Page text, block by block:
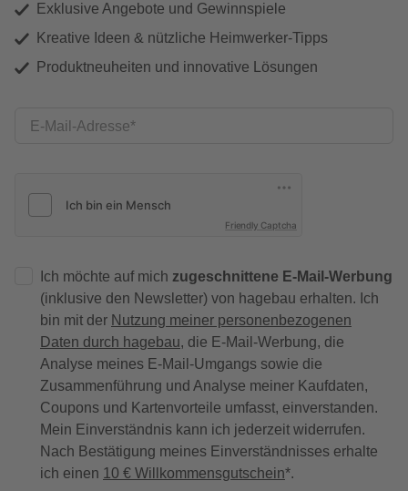
Exklusive Angebote und Gewinnspiele
Kreative Ideen & nützliche Heimwerker-Tipps
Produktneuheiten und innovative Lösungen
E-Mail-Adresse
Friendly Captcha
Ich möchte auf mich zugeschnittene E-Mail-Werbung
(inklusive den Newsletter) von hagebau erhalten. Ich
bin mit der Nutzung meiner personenbezogenen
Daten durch hagebau, die E-Mail-Werbung, die
Analyse meines E-Mail-Umgangs sowie die
Zusammenführung und Analyse meiner Kaufdaten,
Coupons und Kartenvorteile umfasst, einverstanden.
Mein Einverständnis kann ich jederzeit widerrufen.
Nach Bestätigung meines Einverständnisses erhalte
ich einen 10 € Willkommensgutschein*.